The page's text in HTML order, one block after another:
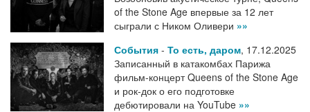
of the Stone Age впервые за 12 лет
сыграли с Ником Оливери »»
События - То есть, даром, 17.12.2025
Записанный в катакомбах Парижа
фильм-концерт Queens of the Stone Age
и рок-док о его подготовке
дебютировали на YouTube »»